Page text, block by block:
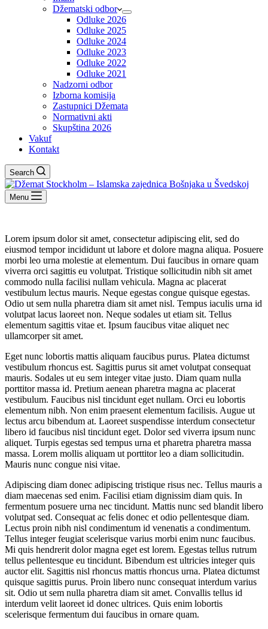
Džematski odbor
Odluke 2026
Odluke 2025
Odluke 2024
Odluke 2023
Odluke 2022
Odluke 2021
Nadzorni odbor
Izborna komisija
Zastupnici Džemata
Normativni akti
Skupština 2026
Vakuf
Kontakt
Search
Menu
Lorem ipsum dolor sit amet, consectetur adipiscing elit, sed do
eiusmod tempor incididunt ut labore et dolore magna aliqua. Posuere
morbi leo urna molestie at elementum. Dui faucibus in ornare quam
viverra orci sagittis eu volutpat. Tristique sollicitudin nibh sit amet
commodo nulla facilisi nullam vehicula. Magna ac placerat
vestibulum lectus mauris. Neque egestas congue quisque egestas.
Odio ut sem nulla pharetra diam sit amet nisl. Tempus iaculis urna id
volutpat lacus laoreet non. Neque sodales ut etiam sit. Tellus
elementum sagittis vitae et. Ipsum faucibus vitae aliquet nec
ullamcorper sit amet.
Eget nunc lobortis mattis aliquam faucibus purus. Platea dictumst
vestibulum rhoncus est. Sagittis purus sit amet volutpat consequat
mauris. Sodales ut eu sem integer vitae justo. Diam quam nulla
porttitor massa id. Pretium aenean pharetra magna ac placerat
vestibulum. Faucibus nisl tincidunt eget nullam. Orci eu lobortis
elementum nibh. Non enim praesent elementum facilisis. Augue ut
lectus arcu bibendum at. Laoreet suspendisse interdum consectetur
libero id faucibus nisl tincidunt eget. Dolor sed viverra ipsum nunc
aliquet. Turpis egestas sed tempus urna et pharetra pharetra massa
massa. Lorem mollis aliquam ut porttitor leo a diam sollicitudin.
Mauris nunc congue nisi vitae.
Adipiscing diam donec adipiscing tristique risus nec. Tellus mauris a
diam maecenas sed enim. Facilisi etiam dignissim diam quis. In
fermentum posuere urna nec tincidunt. Mattis nunc sed blandit libero
volutpat sed. Consequat ac felis donec et odio pellentesque diam.
Lectus proin nibh nisl condimentum id venenatis a condimentum.
Tellus integer feugiat scelerisque varius morbi enim nunc faucibus.
Mi quis hendrerit dolor magna eget est lorem. Egestas tellus rutrum
tellus pellentesque eu tincidunt. Bibendum est ultricies integer quis
auctor elit. Sagittis nisl rhoncus mattis rhoncus urna. Platea dictumst
quisque sagittis purus. Proin libero nunc consequat interdum varius
sit. Odio ut sem nulla pharetra diam sit amet. Convallis tellus id
interdum velit laoreet id donec ultrices. Quis enim lobortis
scelerisque fermentum dui faucibus in ornare quam.